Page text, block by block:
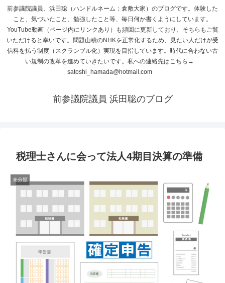
前参議院議員、浜田聡（ハンドルネーム：倉敷大家）のブログです。体験した
こと、気づいたこと、勉強したこと等、毎日何か書くようにしています。
YouTube動画（ページ内にリンクあり）も頻回に更新しており、そちらもご覧
いただけると幸いです。問題山積のNHKを正常化するため、見たい人だけが受
信料を払う制度（スクランブル化）実現を目指しています。時代に合わない古
い規制の改革を進めていきたいです。私への連絡先はこちら→
satoshi_hamada@hotmail.com
前参議院議員 浜田聡のブログ
税理士さんに会って法人4期目決算の準備
未分類